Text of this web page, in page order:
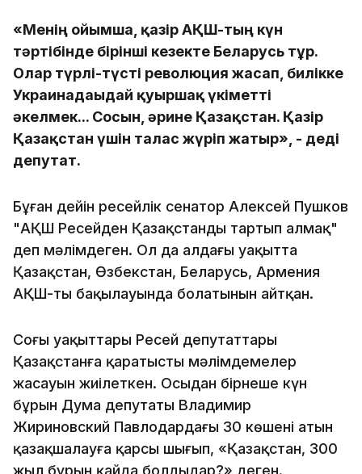
«Менің ойымша, қазір АҚШ-тың күн
тәртібінде бірінші кезекте Беларусь тұр.
Олар түрлі-түсті революция жасап, билікке
Украинадағыдай қуыршақ үкіметті
әкелмек... Сосын, әрине Қазақстан. Қазір
Қазақстан үшін талас жүріп жатыр», - деді
депутат.
Бұған дейін ресейлік сенатор Алексей Пушков
"АҚШ Ресейден Қазақстанды тартып алмақ"
деп мәлімдеген. Ол да алдағы уақытта
Қазақстан, Өзбекстан, Беларусь, Армения
АҚШ-тың бақылауында болатынын айтқан.
Соңғы уақыттары Ресей депутаттары
Қазақстанға қаратысты мәлімдемелер
жасауын жиілеткен. Осыдан бірнеше күн
бұрын Дума депутаты Владимир
Жириновский Павлодардағы 30 көшенің атын
қазақшалауға қарсы шығып, «Қазақстан, 300
жыл бұрын қайда болдыңдар?» деген.